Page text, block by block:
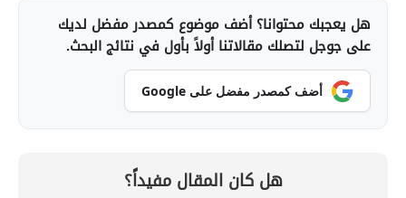
هل يعجبك محتوانا؟ أضف موضوع كمصدر مفضل لديك
على جوجل لتصلك مقالاتنا أولاً بأول في نتائج البحث.
أضف كمصدر مفضل على Google
هل كان المقال مفيداً؟